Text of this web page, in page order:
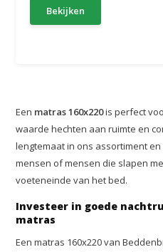
Bekijken
Een matras 160x220is perfect
waarde hechten aan ruimte en
lengtemaat in ons assortiment
mensen of mensen die slapen
voeteneinde van het bed.
Investeer in goede
matras
Een matras 160x220 van